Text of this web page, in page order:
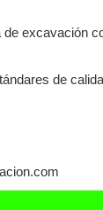
excavación
de